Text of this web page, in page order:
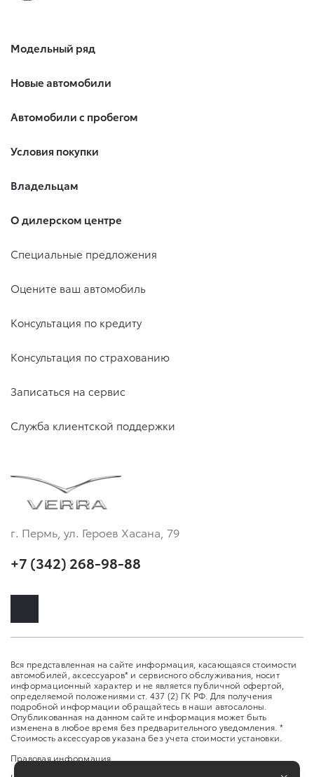
Модельный ряд
Новые автомобили
Автомобили с пробегом
Условия покупки
Владельцам
О дилерском центре
Специальные предложения
Оцените ваш автомобиль
Консультация по кредиту
Консультация по страхованию
Записаться на сервис
Служба клиентской поддержки
г. Пермь, ул. Героев Хасана, 79
+7 (342) 268-98-88
Вся представленная на сайте информация, касающаяся стоимости
автомобилей, аксессуаров* и сервисного обслуживания, носит
информационный характер и не является публичной офертой,
определяемой положениями ст. 437 (2) ГК РФ. Для получения
подробной информации обращайтесь в наши автосалоны.
Опубликованная на данном сайте информация может быть
изменена в любое время без предварительного уведомления. *
Стоимость аксессуаров указана без учета стоимости установки.
Правовая информация